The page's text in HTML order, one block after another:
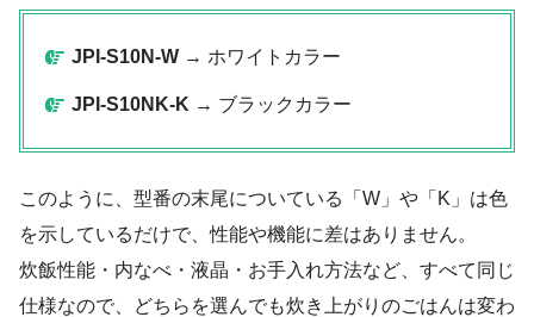
JPI-S10N-W → ホワイトカラー
JPI-S10NK-K → ブラックカラー
このように、型番の末尾についている「W」や「K」は色
を示しているだけで、性能や機能に差はありません。
炊飯性能・内なべ・液晶・お手入れ方法など、すべて同じ
仕様なので、どちらを選んでも炊き上がりのごはんは変わ